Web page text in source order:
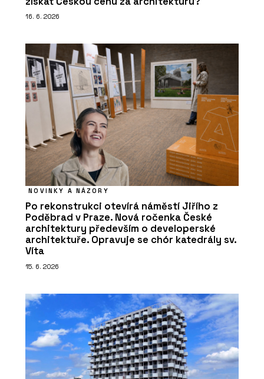
16. 6. 2026
NOVINKY A NÁZORY
Po rekonstrukci otevírá náměstí Jiřího z
Poděbrad v Praze. Nová ročenka České
architektury především o developerské
architektuře. Opravuje se chór katedrály sv.
Víta
15. 6. 2026